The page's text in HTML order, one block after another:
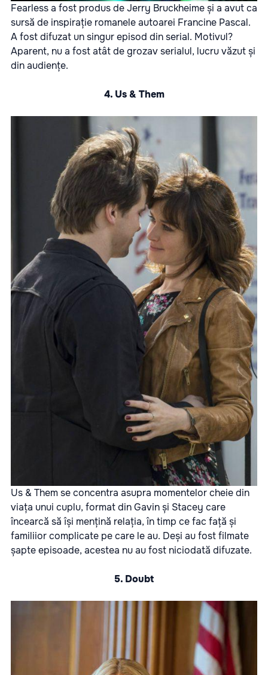
Fearless a fost produs de Jerry Bruckheime și a avut ca
sursă de inspirație romanele autoarei Francine Pascal.
A fost difuzat un singur episod din serial. Motivul?
Aparent, nu a fost atât de grozav serialul, lucru văzut și
din audiențe.
4. Us & Them
Us & Them se concentra asupra momentelor cheie din
viața unui cuplu, format din Gavin și Stacey care
încearcă să își mențină relația, în timp ce fac față și
familiior complicate pe care le au. Deși au fost filmate
șapte episoade, acestea nu au fost niciodată difuzate.
5. Doubt